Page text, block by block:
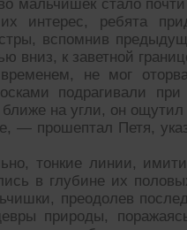
мальчишек стало
интерес, ребята
вспомнив
вниз, к заветной
не мог
подрагивали
ближе на угли, он
— прошептал Петя,
тонкие линии,
в глубине их
преодолев
природы,